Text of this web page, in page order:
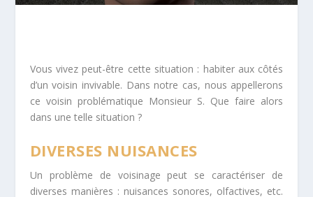
Vous vivez peut-être cette situation : habiter aux côtés
d’un voisin invivable. Dans notre cas, nous appellerons
ce voisin problématique Monsieur S. Que faire alors
dans une telle situation ?
DIVERSES NUISANCES
Un problème de voisinage peut se caractériser de
diverses manières : nuisances sonores, olfactives, etc.